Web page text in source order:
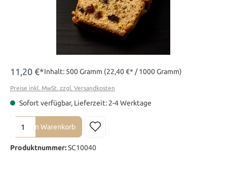
11,20 €*Inhalt: 500 Gramm (22,40 €* / 1000 Gramm)
Preise inkl. MwSt. zzgl. Versandkosten
Sofort verfügbar, Lieferzeit: 2-4 Werktage
Produkt Anzahl: Gib den gewünschten Wert ein oder benutze die
In den Warenkorb
Produktnummer:SC10040